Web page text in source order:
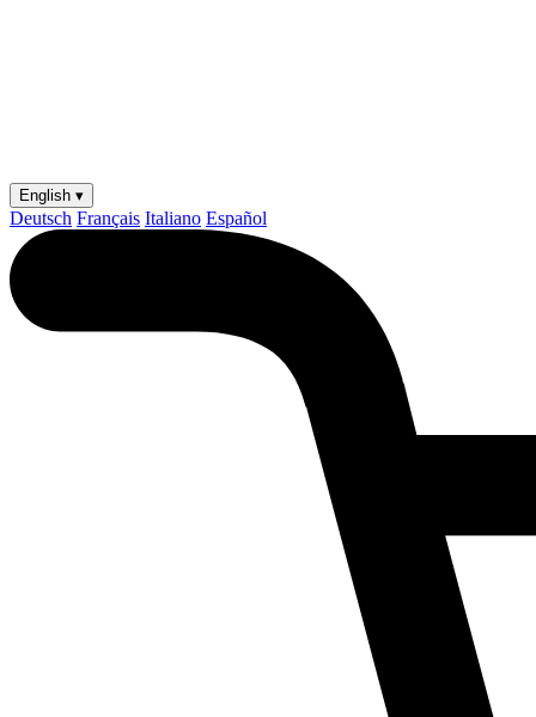
English ▾
Deutsch Français Italiano Español